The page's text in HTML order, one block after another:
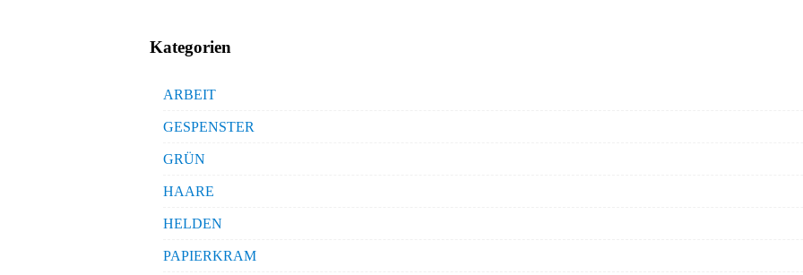
Kategorien
ARBEIT
GESPENSTER
GRÜN
HAARE
HELDEN
PAPIERKRAM